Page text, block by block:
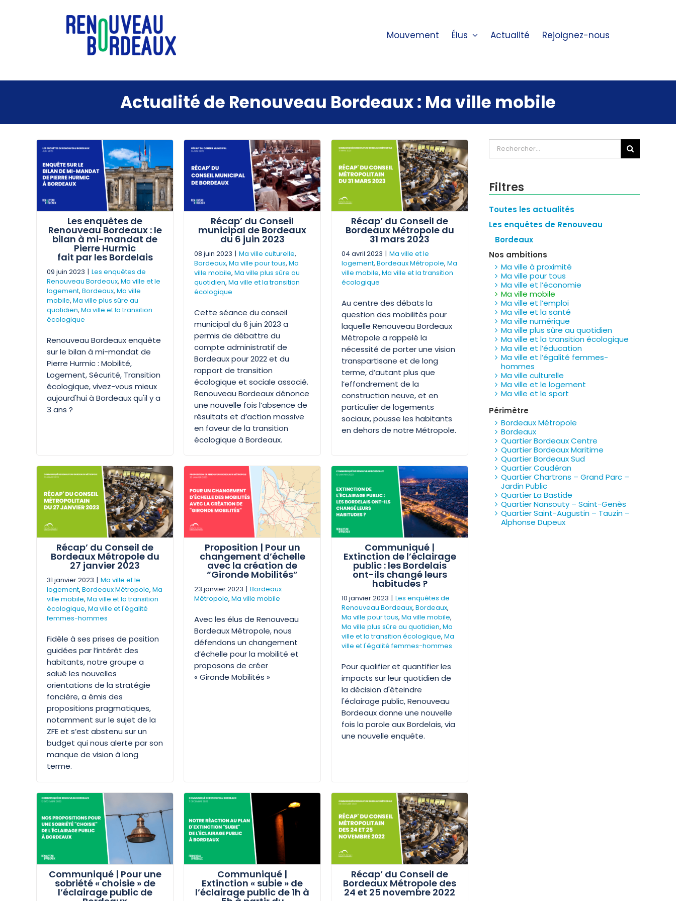
Mouvement Élus Actualité Rejoignez-nous
Ma ville mobile
Les enquêtes de
Renouveau Bordeaux : le
bilan à mi-mandat de
Pierre Hurmic
fait par les Bordelais
09 juin 2023 | Les enquêtes de
Renouveau Bordeaux, Ma ville et le
logement, Bordeaux, Ma ville
mobile, Ma ville plus sûre au
quotidien, Ma ville et la transition
écologique
Renouveau Bordeaux enquête
sur le bilan à mi-mandat de
Pierre Hurmic : Mobilité,
Logement, Sécurité, Transition
écologique, vivez-vous mieux
aujourd'hui à Bordeaux qu'il y a
3 ans ?
Récap’ du Conseil
municipal de Bordeaux
du 6 juin 2023
08 juin 2023 | Ma ville culturelle,
Bordeaux, Ma ville pour tous, Ma
ville mobile, Ma ville plus sûre au
quotidien, Ma ville et la transition
écologique
Cette séance du conseil
municipal du 6 juin 2023 a
permis de débattre du
compte administratif de
Bordeaux pour 2022 et du
rapport de transition
écologique et sociale associé.
Renouveau Bordeaux dénonce
une nouvelle fois l’absence de
résultats et d’action massive
en faveur de la transition
écologique à Bordeaux.
Récap’ du Conseil de
Bordeaux Métropole du
31 mars 2023
04 avril 2023 | Ma ville et le
logement, Bordeaux Métropole, Ma
ville mobile, Ma ville et la transition
écologique
Au centre des débats la
question des mobilités pour
laquelle Renouveau Bordeaux
Métropole a rappelé la
nécessité de porter une vision
transpartisane et de long
terme, d’autant plus que
l’effondrement de la
construction neuve, et en
particulier de logements
sociaux, pousse les habitants
en dehors de notre Métropole.
Récap’ du Conseil de
Bordeaux Métropole du
27 janvier 2023
31 janvier 2023 | Ma ville et le
logement, Bordeaux Métropole, Ma
ville mobile, Ma ville et la transition
écologique, Ma ville et l'égalité
femmes-hommes
Fidèle à ses prises de position
guidées par l’intérêt des
habitants, notre groupe a
salué les nouvelles
orientations de la stratégie
foncière, a émis des
propositions pragmatiques,
notamment sur le sujet de la
ZFE et s’est abstenu sur un
budget qui nous alerte par son
manque de vision à long
terme.
Proposition | Pour un
changement d’échelle
avec la création de
“Gironde Mobilités”
23 janvier 2023 | Bordeaux
Métropole, Ma ville mobile
Avec les élus de Renouveau
Bordeaux Métropole, nous
défendons un changement
d’échelle pour la mobilité et
proposons de créer
« Gironde Mobilités »
Communiqué |
Extinction de l’éclairage
public : les Bordelais
ont-ils changé leurs
habitudes ?
10 janvier 2023 | Les enquêtes de
Renouveau Bordeaux, Bordeaux,
Ma ville pour tous, Ma ville mobile,
Ma ville plus sûre au quotidien, Ma
ville et la transition écologique, Ma
ville et l'égalité femmes-hommes
Pour qualifier et quantifier les
impacts sur leur quotidien de
la décision d'éteindre
l'éclairage public, Renouveau
Bordeaux donne une nouvelle
fois la parole aux Bordelais, via
une nouvelle enquête.
Communiqué | Pour une
sobriété « choisie » de
l’éclairage public de
Communiqué |
Extinction « subie » de
l’éclairage public de 1h à
Récap’ du Conseil de
Bordeaux Métropole des
24 et 25 novembre 2022
Rechercher:
Filtres
Toutes les actualités
Les enquêtes de Renouveau
Bordeaux
Nos ambitions
Ma ville à proximité
Ma ville pour tous
Ma ville et l’économie
Ma ville mobile
Ma ville et l’emploi
Ma ville et la santé
Ma ville numérique
Ma ville plus sûre au quotidien
Ma ville et la transition écologique
Ma ville et l’éducation
Ma ville et l’égalité femmes-
hommes
Ma ville culturelle
Ma ville et le logement
Ma ville et le sport
Périmètre
Bordeaux Métropole
Bordeaux
Quartier Bordeaux Centre
Quartier Bordeaux Maritime
Quartier Bordeaux Sud
Quartier Caudéran
Quartier Chartrons – Grand Parc –
Jardin Public
Quartier La Bastide
Quartier Nansouty – Saint-Genès
Quartier Saint-Augustin – Tauzin –
Alphonse Dupeux